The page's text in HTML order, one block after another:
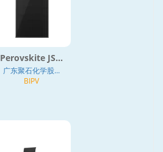
Perovskite JS...
广东聚石化学股...
BIPV